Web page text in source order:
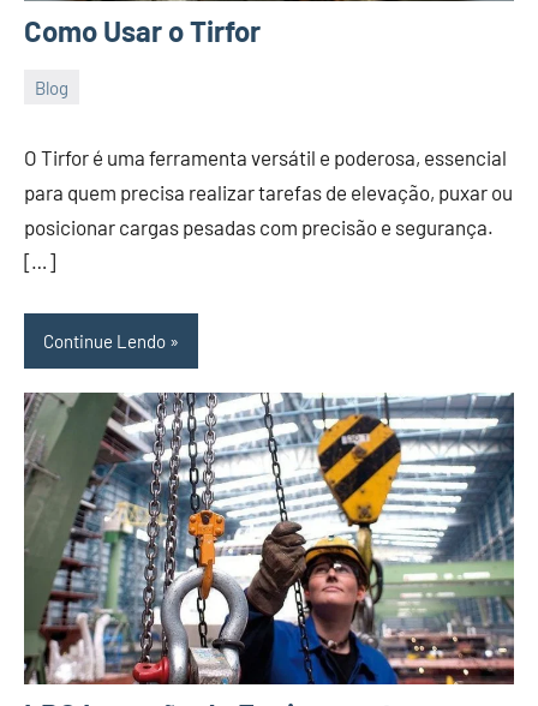
Como Usar o Tirfor
Blog
March
de
2024
Administrador
O Tirfor é uma ferramenta versátil e poderosa, essencial
para quem precisa realizar tarefas de elevação, puxar ou
posicionar cargas pesadas com precisão e segurança.
[…]
Continue Lendo